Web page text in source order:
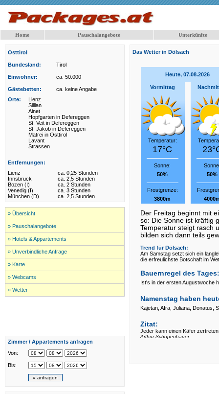
Home Pauschalangebote Unterkünfte
Osttirol
Bundesland: Tirol
Einwohner: ca. 50.000
Gästebetten:
ca. keine Angabe
Orte:
Lienz
Sillian
Ainet
Hopfgarten in Defereggen
St. Veit in Defereggen
St. Jakob in Defereggen
Matrei in Osttirol
Lavant
Strassen
Entfernungen:
Lienz
ca. 0,25 Stunden
Innsbruck
ca. 2,5 Stunden
Bozen (I)
ca. 2 Stunden
Venedig (I)
ca. 3 Stunden
München (D)
ca. 2,5 Stunden
» Übersicht
» Pauschalangebote
» Hotels & Appartements
» Unverbindliche Anfrage
» Karte
» Webcams
» Wetter
Zimmer / Appartements anfragen
Von:
Bis:
Das Wetter in Dölsach
Heute, 07.08.2026
Vormittag
Temperatur:
17°C
Sonne:
50%
Frostgrenze:
3800m
50%
Der Freitag beginnt mit
so: Die Sonne ist kräftig
Temperatur steigt rasch
bilden sich dann teils
Trend fürDölsach:
Am Samstag setzt sich ein
die erfreulichste Botschaft im
Bauernregel des
Ist's in der ersten Augustwoche
Namenstag haben
Kajetan, Afra, Juliana, Donatus,
Zitat:
Jeder kann einen Käfer
Arthur Schopenhauer